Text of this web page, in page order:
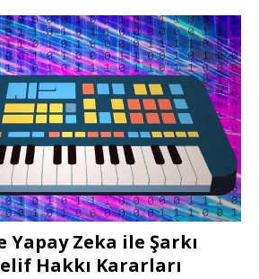
Yapay Zeka ile Şarkı
Hakkı Kararları